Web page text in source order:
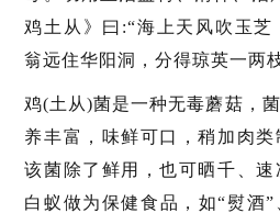
鸡土从》曰:“海上天风吹玉
翁远住华阳洞，分得琼英一两
鸡(土从)菌是一种无毒蘑菇，
养丰富，味鲜可口，稍加肉类
该菌除了鲜用，也可晒千、
白蚁做为保健食品，如“熨酒